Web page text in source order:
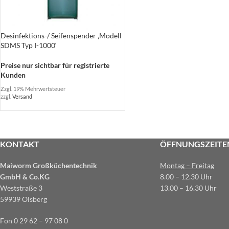
Desinfektions-/ Seifenspender ‚Modell
SDMS Typ I-1000‘
Preise nur sichtbar für registrierte
Kunden
Zzgl. 19% Mehrwertsteuer
zzgl. Versand
KONTAKT
Maiworm Großküchentechnik
GmbH & Co.KG
Weststraße 3
59939 Olsberg
Fon 0 29 62 – 97 08 0
Montag – Freitag
8.00 – 12.30 Uhr
13.00 – 16.30 Uhr